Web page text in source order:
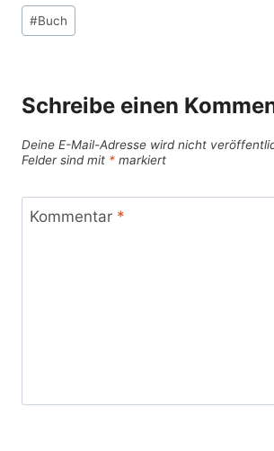
Schlagworte:
#Buch
Schreibe einen
Deine E-Mail-Adresse wird nicht
Felder sind mit * markiert
Kommentar *